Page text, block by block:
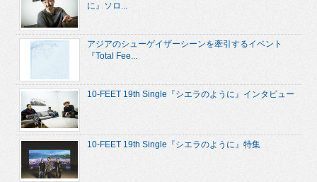
に』ソロ...
アジアのシューゲイザーシーンを牽引するイベント
『Total Fee...
10-FEET 19th Single『シエラのように』インタビュー
10-FEET 19th Single『シエラのように』特集